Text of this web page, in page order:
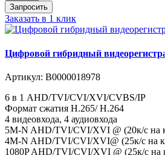
Запросить
Заказать в 1 клик
Цифровой гибридный
Артикул: В0000018978
6 в 1 AHD/TVI/CVI/XVI/CVBS/IP
Формат сжатия H.265/ H.264
4 видеовхода, 4 аудиовхода
5M-N AHD/TVI/CVI/XVI @ (20к/с
4M-N AHD/TVI/CVI/XVI@ (25к/с на
1080P AHD/TVI/CVI/XVI @ (25к/с на